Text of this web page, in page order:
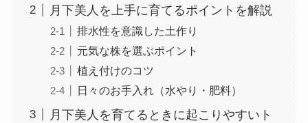
月下美人を上手に育てるポイントを解説
排水性を意識した土作り
元気な株を選ぶポイント
植え付けのコツ
日々のお手入れ（水やり・肥料）
月下美人を育てるときに起こりやすいト